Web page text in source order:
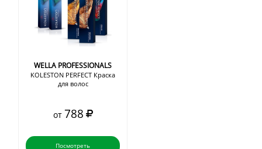
WELLA PROFESSIONALS
KOLESTON PERFECT Краска
для волос
от 788
Посмотреть